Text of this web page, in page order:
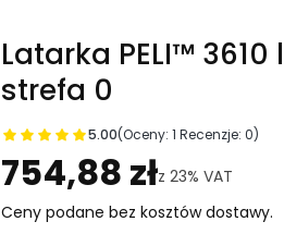
Latarka PELI™ 3610
strefa 0
5.00(Oceny: 1 Recenzje: 0)
Przejdź do sekcji Opinie
754,88 złz 23% VAT
Ceny podane bez kosztów dostawy.